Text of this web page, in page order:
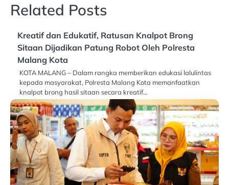
Related Posts
Kreatif dan Edukatif, Ratusan Knalpot Brong
Sitaan Dijadikan Patung Robot Oleh Polresta
Malang Kota
KOTA MALANG – Dalam rangka memberikan edukasi lalulintas
kepada masyarakat, Polresta Malang Kota memanfaatkan
knalpot brong hasil sitaan secara kreatif…